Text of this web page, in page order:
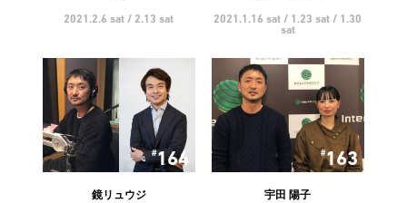
2021.2.6 sat / 2.13 sat
2021.1.16 sat / 1.23 sat / 1.30
sat
164
鏡リュウジ
163
宇田 陽子